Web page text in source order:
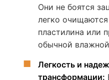
Они не боятся
легко
пластилина или
обычной
Легкость и
трансформации: